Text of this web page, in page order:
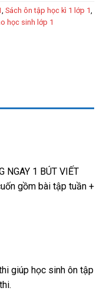
Sách ôn tập học kì 1 lớp 1
học sinh lớp 1
NGAY 1 BÚT VIẾT
gồm bài tập tuần +
giúp học sinh ôn tập